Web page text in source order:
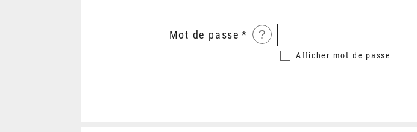
Mot de passe ?
Afficher mot de passe